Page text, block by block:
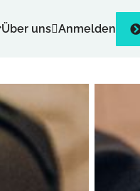
Über uns Anmelden